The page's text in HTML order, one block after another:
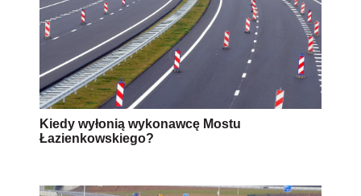
Kiedy wyłonią wykonawcę Mostu
Łazienkowskiego?